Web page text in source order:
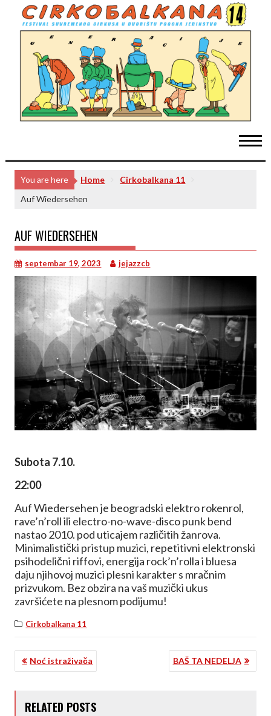
content
You are here Home
Cirkobalkana 11
Auf Wiedersehen
AUF WIEDERSEHEN
septembar 19, 2023 jejazzcb
Subota 7.10.
22:00
Auf Wiedersehen je beogradski elektro rokenrol,
rave’n’roll ili electro-no-wave-disco punk bend
nastao 2010. pod uticajem različitih žanrova.
Minimalistički pristup muzici, repetitivni elektronski
psihodelični riffovi, energija rock’n’rolla i bluesa
daju njihovoj muzici plesni karakter s mračnim
prizvukom. Bez obzira na vaš muzički ukus
završićete na plesnom podijumu!
Cirkobalkana 11
KRETANJE
Noć istraživača BAŠ TA NEDELJA
RELATED POSTS